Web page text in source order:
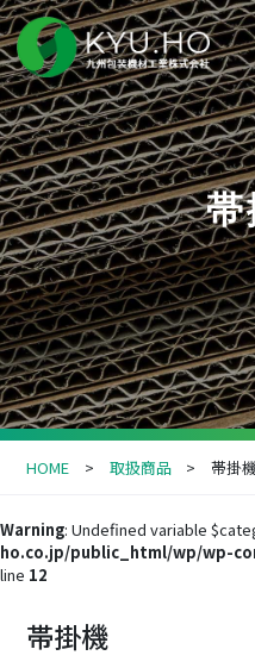
HOME 取扱商品 帯掛機
Warning: Undefined variable
ho.co.jp/public_html/wp/wp-
line 12
帯掛機